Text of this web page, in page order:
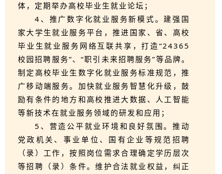
体，定期举办高校毕业生就业论坛；
4、推广数字化就业服务新模式。建强国
家大学生就业服务平台，推进国家、省、高校
毕业生就业服务网络互联共享，打造“24365
校园招聘服务”、“职引未来招聘服务”等品牌。
制定高校毕业生数字化就业服务标准规范，推
广移动端服务。加快就业服务智慧化升级，鼓
励有条件的地方和高校推进大数据、人工智能
等新技术在就业服务领域的研发和应用；
5、营造公平就业环境和良好氛围。推动
党政机关、事业单位、国有企业等规范招聘
（录）工作，按照岗位需求合理确定学历层次
等招聘（录）条件。维护合法就业权益，纠正